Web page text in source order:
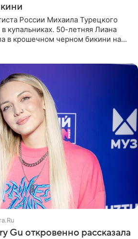
России Михаила Турецкого
купальниках. 50-летняя Лиана
в крошечном черном бикини на
Gu откровенно рассказала